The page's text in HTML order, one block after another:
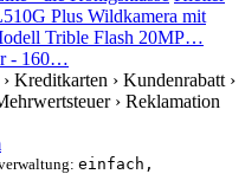
Plus Wildkamera mit
Trible Flash 20MP…
- 160…
› Kreditkarten › Kundenrabatt ›
› Reklamation
einfach,